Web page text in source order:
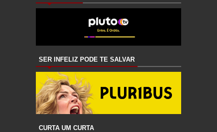
SER INFELIZ PODE TE SALVAR
CURTA UM CURTA